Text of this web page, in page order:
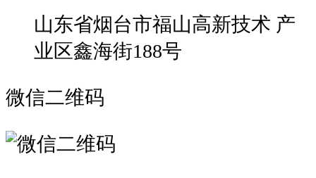
山东省烟台市福山高新技术 产
业区鑫海街188号
微信二维码